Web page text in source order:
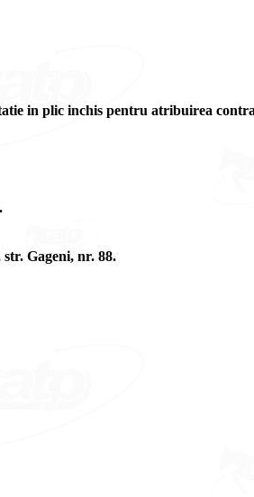
in plic inchis pentru atribuirea
Gageni, nr. 88.